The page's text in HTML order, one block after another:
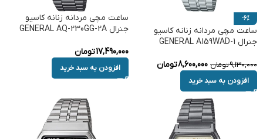
-6%
ساعت مچی مردانه زنانه کاسیو
جنرال GENERAL A159WAD-1
9,130,000تومان 8,600,000تومان
افزودن به سبد خرید
ساعت مچی مردانه زنانه کاسیو
جنرال GENERAL AQ-230GG-2A
17,490,000تومان
افزودن به سبد خرید